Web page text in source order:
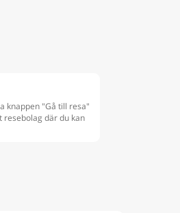
knappen "Gå till resa"
resebolag där du kan